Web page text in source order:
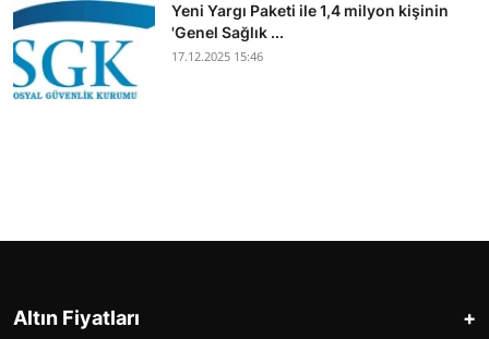
Yeni Yargı Paketi ile 1,4 milyon kişinin
'Genel Sağlık ...
17.12.2025 15:46
Altın Fiyatları +